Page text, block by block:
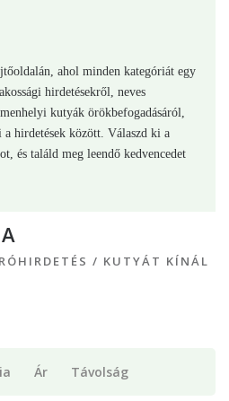
ahol minden kategóriát egy
hirdetésekről, neves
kutyák örökbefogadásáról,
a hirdetések között. Válaszd ki a
és találd meg leendő kedvencedet
/ KUTYÁT KÍNÁL
Ár Távolság